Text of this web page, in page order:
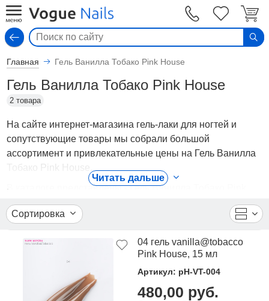
Главная Гель Ванилла Тобако Pink House
Гель Ванилла Тобако Pink House
2 товара
На сайте интернет-магазина гель-лаки для ногтей и
сопутствующие товары мы собрали большой
ассортимент и привлекательные цены на Гель Ванилла
Тобако Pink House.
В каталоге представлены - Гель Ванилла Тобако Pink
House от ведущих мировых производителей. Вы можете
ознакомиться с фотографиями, описанием товаров,
а также сравнить понравившиеся модели и выбрать
лучшую стоимость.
Для того чтобы купить Гель Ванилла Тобако Pink House,
достаточно оформить заявку на сайте или связаться с
Читать дальше
Сортировка
04 гель vanilla@tobacco
Pink House, 15 мл
Артикул: pH-VT-004
480,00 руб.